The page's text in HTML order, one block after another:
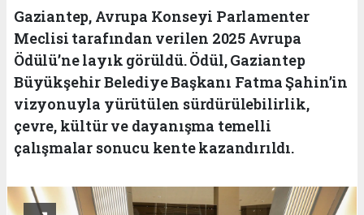
Gaziantep, Avrupa Konseyi Parlamenter
Meclisi tarafından verilen 2025 Avrupa
Ödülü’ne layık görüldü. Ödül, Gaziantep
Büyükşehir Belediye Başkanı Fatma Şahin’in
vizyonuyla yürütülen sürdürülebilirlik,
çevre, kültür ve dayanışma temelli
çalışmalar sonucu kente kazandırıldı.